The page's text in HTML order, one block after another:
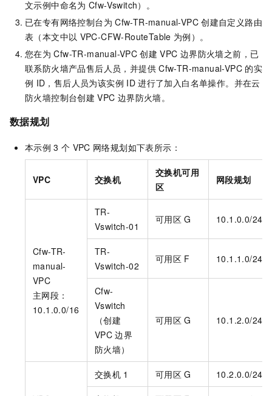
文示例中命名为 Cfw-Vswitch）。
已在专有网络控制台为 Cfw-TR-manual-VPC 创建自定义路由
表（本文中以 VPC-CFW-RouteTable 为例）。
您在为 Cfw-TR-manual-VPC 创建 VPC 边界防火墙之前，已
联系防火墙产品售后人员，并提供 Cfw-TR-manual-VPC 的实
例 ID，售后人员为该实例 ID 进行了加入白名单操作。并在云
防火墙控制台创建 VPC 边界防火墙。
数据规划
本示例 3 个 VPC 网络规划如下表所示：
VPC 交换机
交换机可用
区
网段规划
Cfw-TR-
manual-
VPC
主网段：
10.1.0.0/16
TR-
Vswitch-01
可用区 G 10.1.0.0/24
TR-
Vswitch-02
可用区 F 10.1.1.0/24
Cfw-
Vswitch
（创建
VPC 边界
防火墙）
可用区 G 10.1.2.0/24
交换机 1 可用区 G 10.2.0.0/24